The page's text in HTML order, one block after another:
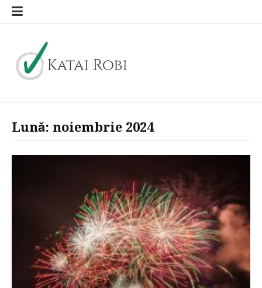
Sari
Lună: noiembrie 2024